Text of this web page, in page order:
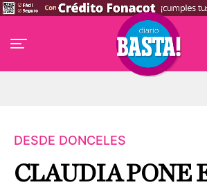
DESDE DONCELES
CLAUDIA PONE